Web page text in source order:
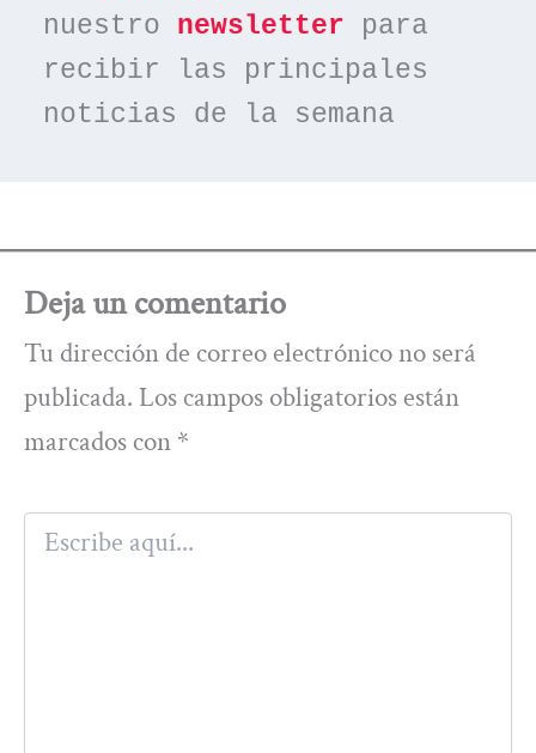
nuestro newsletter para
recibir las principales
noticias de la semana
Deja un comentario
Tu dirección de correo electrónico no será
publicada. Los campos obligatorios están
marcados con *
Escribe
aquí...